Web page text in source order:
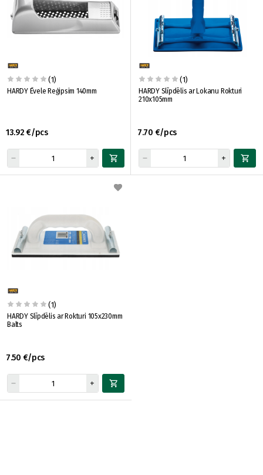
(1)
HARDY Ēvele Reģipsim 140mm
13.92 €/pcs
(1)
HARDY Slīpdēlis ar Lokanu Rokturi
210x105mm
7.70 €/pcs
(1)
HARDY Slīpdēlis ar Rokturi 105x230mm
Balts
7.50 €/pcs